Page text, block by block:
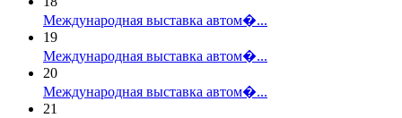
Международная выставка автом�...
19
Международная выставка автом�...
20
Международная выставка автом�...
21